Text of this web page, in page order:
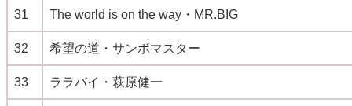
31 The world is on the way・MR.BIG
32 希望の道・サンボマスター
33 ララバイ・萩原健一